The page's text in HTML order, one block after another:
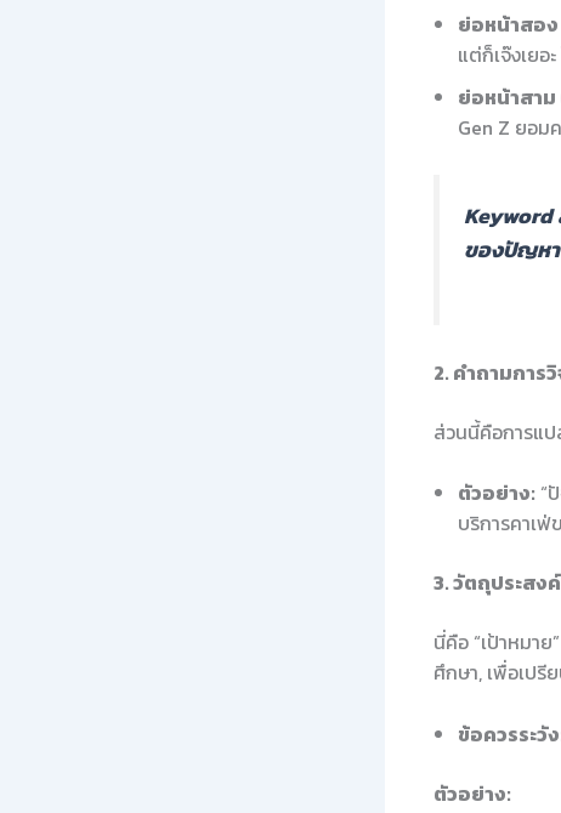
ย่อหน้าสอง
แต่ก็เจ๊งเยอ
ย่อหน้าสาม
Gen Z ยอม
Keyword
ของปัญหา
2. คำถามการ
ส่วนนี้คือการแป
ตัวอย่าง: “
บริการคาเ
3. วัตถุประสง
นี่คือ “เป้าหมา
ศึกษา, เพื่อเปรี
ข้อควรระวั
ตัวอย่าง: